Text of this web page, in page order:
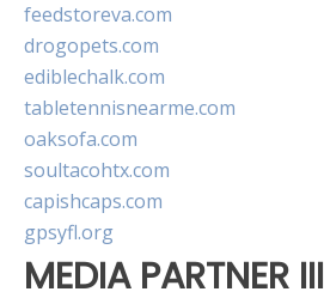
feedstoreva.com
drogopets.com
ediblechalk.com
tabletennisnearme.com
oaksofa.com
soultacohtx.com
capishcaps.com
gpsyfl.org
MEDIA PARTNER III